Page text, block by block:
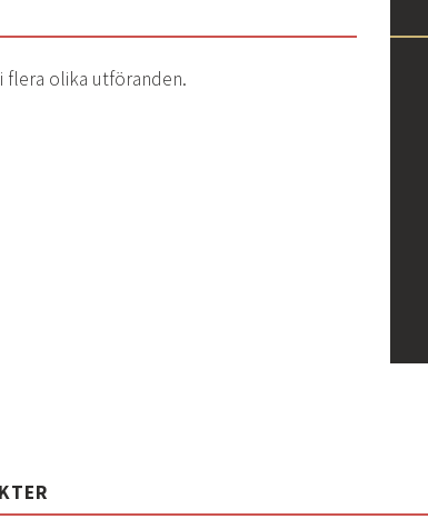
flera olika utföranden.